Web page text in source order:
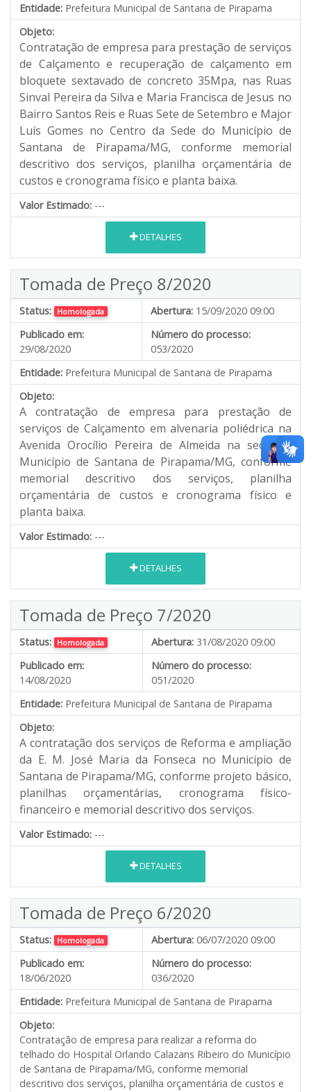
Entidade: Prefeitura Municipal de Santana de Pirapama
Objeto:
Contratação de empresa para prestação de serviços
de Calçamento e recuperação de calçamento em
bloquete sextavado de concreto 35Mpa, nas Ruas
Sinval Pereira da Silva e Maria Francisca de Jesus no
Bairro Santos Reis e Ruas Sete de Setembro e Major
Luís Gomes no Centro da Sede do Município de
Santana de Pirapama/MG, conforme memorial
descritivo dos serviços, planilha orçamentária de
custos e cronograma físico e planta baixa.
Valor Estimado: ---
DETALHES
Tomada de Preço 8/2020
Status: Homologada Abertura: 15/09/2020 09:00
Publicado em:
29/08/2020
Número do processo:
053/2020
Entidade: Prefeitura Municipal de Santana de Pirapama
Objeto:
A contratação de empresa para prestação de
serviços de Calçamento em alvenaria poliédrica na
Avenida Orocílio Pereira de Almeida na sede do
Município de Santana de Pirapama/MG, conforme
memorial descritivo dos serviços, planilha
orçamentária de custos e cronograma físico e
planta baixa.
Valor Estimado: ---
DETALHES
Tomada de Preço 7/2020
Status: Homologada Abertura: 31/08/2020 09:00
Publicado em:
14/08/2020
Número do processo:
051/2020
Entidade: Prefeitura Municipal de Santana de Pirapama
Objeto:
A contratação dos serviços de Reforma e ampliação
da E. M. José Maria da Fonseca no Município de
Santana de Pirapama/MG, conforme projeto básico,
planilhas orçamentárias, cronograma físico-
financeiro e memorial descritivo dos serviços.
Valor Estimado: ---
DETALHES
Tomada de Preço 6/2020
Status: Homologada Abertura: 06/07/2020 09:00
Publicado em:
18/06/2020
Número do processo:
036/2020
Entidade: Prefeitura Municipal de Santana de Pirapama
Objeto:
Contratação de empresa para realizar a reforma do
telhado do Hospital Orlando Calazans Ribeiro do Município
de Santana de Pirapama/MG, conforme memorial
descritivo dos serviços, planilha orçamentária de custos e